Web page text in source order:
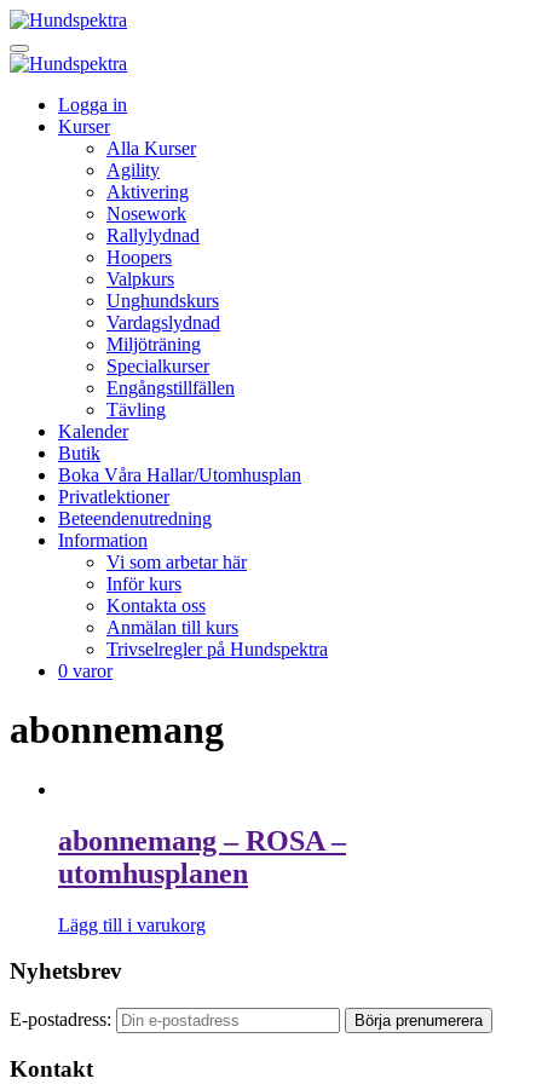
Logga in
Kurser
Alla Kurser
Agility
Aktivering
Nosework
Rallylydnad
Hoopers
Valpkurs
Unghundskurs
Vardagslydnad
Miljöträning
Specialkurser
Engångstillfällen
Tävling
Kalender
Butik
Boka Våra Hallar/Utomhusplan
Privatlektioner
Beteendenutredning
Information
Vi som arbetar här
Inför kurs
Kontakta oss
Anmälan till kurs
Trivselregler på Hundspektra
0 varor
abonnemang
abonnemang – ROSA –
utomhusplanen
Lägg till i varukorg
Nyhetsbrev
E-postadress:
Kontakt